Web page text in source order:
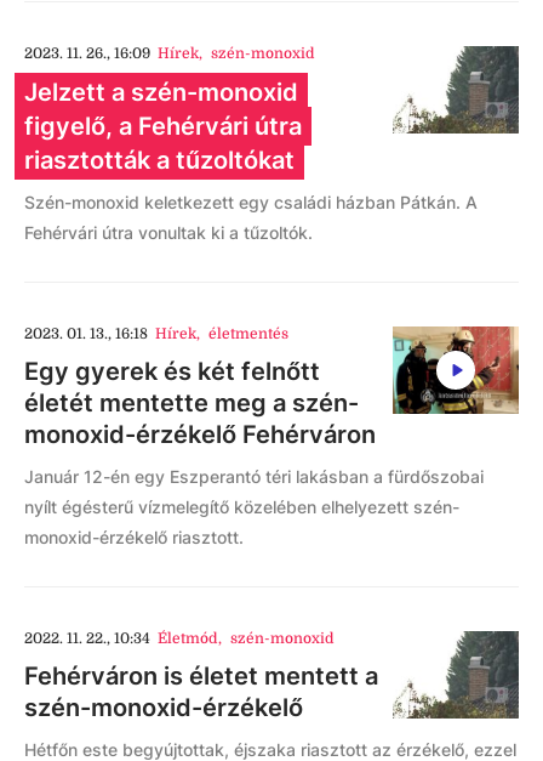
2023. 11. 26., 16:09 Hírek, szén-monoxid
Jelzett a szén-monoxid
figyelő, a Fehérvári útra
riasztották a tűzoltókat
Szén-monoxid keletkezett egy családi házban Pátkán. A
Fehérvári útra vonultak ki a tűzoltók.
2023. 01. 13., 16:18 Hírek, életmentés
Egy gyerek és két felnőtt
életét mentette meg a szén-
monoxid-érzékelő Fehérváron
Január 12-én egy Eszperantó téri lakásban a fürdőszobai
nyílt égésterű vízmelegítő közelében elhelyezett szén-
monoxid-érzékelő riasztott.
2022. 11. 22., 10:34 Életmód, szén-monoxid
Fehérváron is életet mentett a
szén-monoxid-érzékelő
Hétfőn este begyújtottak, éjszaka riasztott az érzékelő, ezzel